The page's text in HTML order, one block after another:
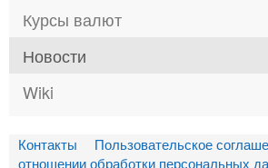
Курсы валют
Новости
Wiki
Контакты Пользовательское
отношении обработки персональных